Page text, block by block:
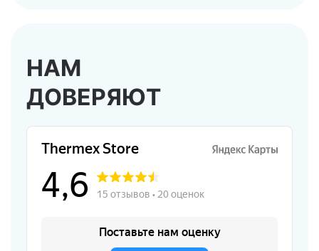
НАМ
ДОВЕРЯЮТ